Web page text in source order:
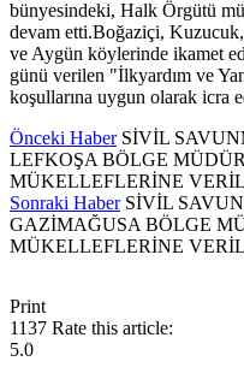
bünyesindeki, Halk Örgütü
devam etti.Boğaziçi, Kuzucuk,
ve Aygün köylerinde ikamet
günü verilen "İlkyardım ve
koşullarına uygun olarak icra
Önceki Haber SİVİL
LEFKOŞA BÖLGE
MÜKELLEFLERİNE
Sonraki Haber SİVİL
GAZİMAĞUSA BÖLGE
MÜKELLEFLERİNE
Print
1137 Rate this article:
5.0